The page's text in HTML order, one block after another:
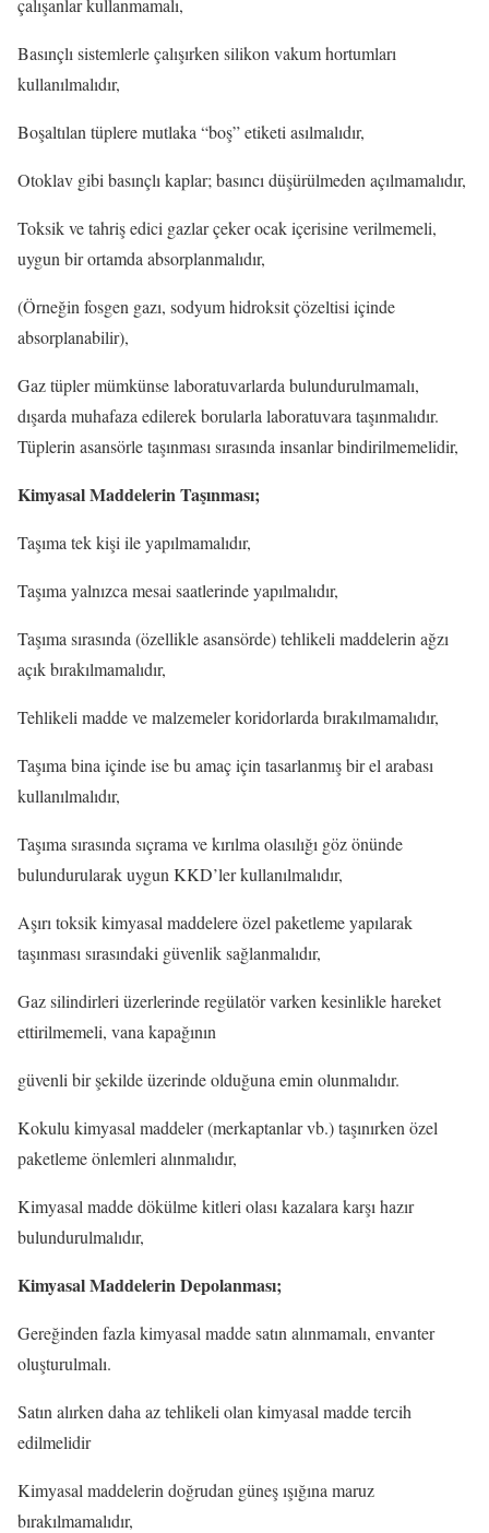
çalışanlar kullanmamalı,
Basınçlı sistemlerle çalışırken silikon vakum hortumları
kullanılmalıdır,
Boşaltılan tüplere mutlaka “boş” etiketi asılmalıdır,
Otoklav gibi basınçlı kaplar; basıncı düşürülmeden açılmamalıdır,
Toksik ve tahriş edici gazlar çeker ocak içerisine verilmemeli,
uygun bir ortamda absorplanmalıdır,
(Örneğin fosgen gazı, sodyum hidroksit çözeltisi içinde
absorplanabilir),
Gaz tüpler mümkünse laboratuvarlarda bulundurulmamalı,
dışarda muhafaza edilerek borularla laboratuvara taşınmalıdır.
Tüplerin asansörle taşınması sırasında insanlar bindirilmemelidir,
Kimyasal Maddelerin Taşınması;
Taşıma tek kişi ile yapılmamalıdır,
Taşıma yalnızca mesai saatlerinde yapılmalıdır,
Taşıma sırasında (özellikle asansörde) tehlikeli maddelerin ağzı
açık bırakılmamalıdır,
Tehlikeli madde ve malzemeler koridorlarda bırakılmamalıdır,
Taşıma bina içinde ise bu amaç için tasarlanmış bir el arabası
kullanılmalıdır,
Taşıma sırasında sıçrama ve kırılma olasılığı göz önünde
bulundurularak uygun KKD’ler kullanılmalıdır,
Aşırı toksik kimyasal maddelere özel paketleme yapılarak
taşınması sırasındaki güvenlik sağlanmalıdır,
Gaz silindirleri üzerlerinde regülatör varken kesinlikle hareket
ettirilmemeli, vana kapağının
güvenli bir şekilde üzerinde olduğuna emin olunmalıdır.
Kokulu kimyasal maddeler (merkaptanlar vb.) taşınırken özel
paketleme önlemleri alınmalıdır,
Kimyasal madde dökülme kitleri olası kazalara karşı hazır
bulundurulmalıdır,
Kimyasal Maddelerin Depolanması;
Gereğinden fazla kimyasal madde satın alınmamalı, envanter
oluşturulmalı.
Satın alırken daha az tehlikeli olan kimyasal madde tercih
edilmelidir
Kimyasal maddelerin doğrudan güneş ışığına maruz
bırakılmamalıdır,